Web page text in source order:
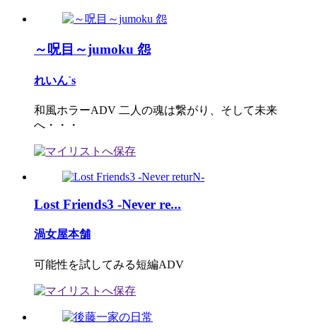
～呪目～jumoku 怨
れいん`s
和風ホラーADV 二人の魂は繋がり、そして未来
へ・・・
Lost Friends3 -Never re...
渦女屋本舗
可能性を試してみる短編ADV